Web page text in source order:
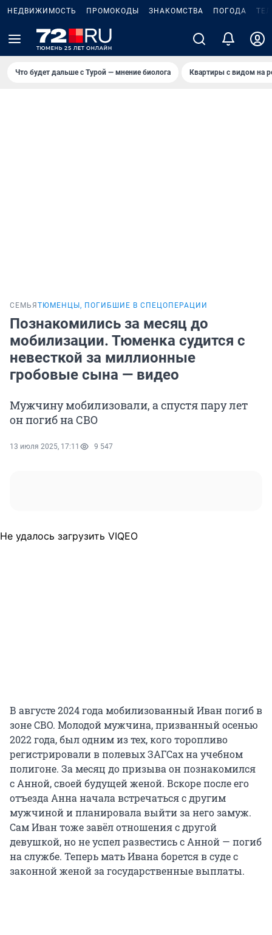
НЕДВИЖИМОСТЬ ПРОМОКОДЫ ЗНАКОМСТВА ПОГОДА
Что будет дальше с Турой — мнение биолога Квартиры с видом на
СЕМЬЯ ТЮМЕНЦЫ, ПОГИБШИЕ В СПЕЦОПЕРАЦИИ
Познакомились за месяц до
мобилизации. Тюменка судится с
невесткой за миллионные
гробовые сына — видео
Мужчину мобилизовали, а спустя пару лет
он погиб на СВО
13 июля 2025, 17:11 9 547
Не удалось загрузить VIQEO
В августе 2024 года мобилизованный Иван погиб в
зоне СВО. Молодой мужчина, призванный осенью
2022 года, был одним из тех, кого торопливо
регистрировали в полевых ЗАГСах на учебном
полигоне. За месяц до призыва он познакомился
с Анной, своей будущей женой. Вскоре после его
отъезда Анна начала встречаться с другим
мужчиной и планировала выйти за него замуж.
Сам Иван тоже завёл отношения с другой
девушкой, но не успел развестись с Анной — погиб
на службе. Теперь мать Ивана борется в суде с
законной женой за государственные выплаты.